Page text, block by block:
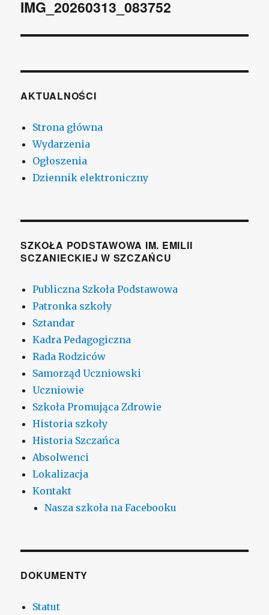
IMG_20260313_083752
AKTUALNOŚCI
Strona główna
Wydarzenia
Ogłoszenia
Dziennik elektroniczny
SZKOŁA PODSTAWOWA IM. EMILII
SCZANIECKIEJ W SZCZAŃCU
Publiczna Szkoła Podstawowa
Patronka szkoły
Sztandar
Kadra Pedagogiczna
Rada Rodziców
Samorząd Uczniowski
Uczniowie
Szkoła Promująca Zdrowie
Historia szkoły
Historia Szczańca
Absolwenci
Lokalizacja
Kontakt
Nasza szkoła na Facebooku
DOKUMENTY
Statut